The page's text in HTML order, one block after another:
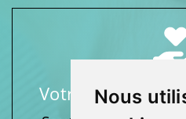
Nous
Votre soutien fait